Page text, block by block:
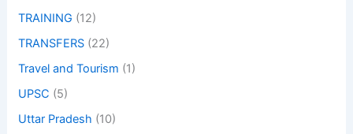
TRAINING (12)
TRANSFERS (22)
Travel and Tourism (1)
UPSC (5)
Uttar Pradesh (10)